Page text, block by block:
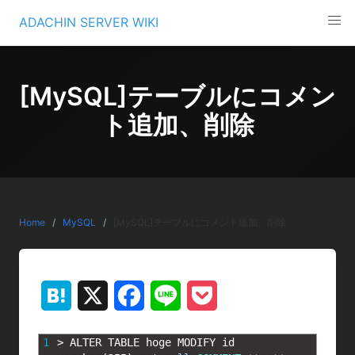
content
ADACHIN SERVER WIKI
[MySQL]テーブルにコメン
ト追加、削除
Home MySQL
1 > ALTER TABLE hoge MODIFY